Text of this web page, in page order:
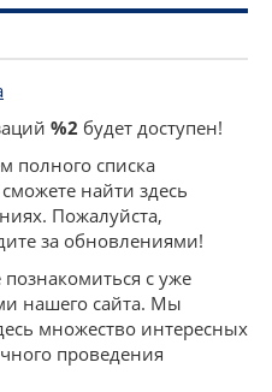
%2 будет доступен!
полного списка
найти здесь
Пожалуйста,
за обновлениями!
с уже
нашего сайта. Мы
множество интересных
проведения